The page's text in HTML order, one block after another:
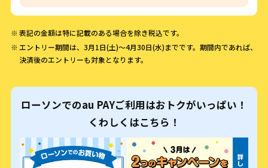
表記の金額は特に記載のある場合を除き税込です。
エントリー期間は、3月1日(土)～4月30日(水)までです。期間内であれば、
決済後のエントリーも対象となります。
ローソンでのau PAYご利用はおトクがいっぱい！
くわしくはこちら！